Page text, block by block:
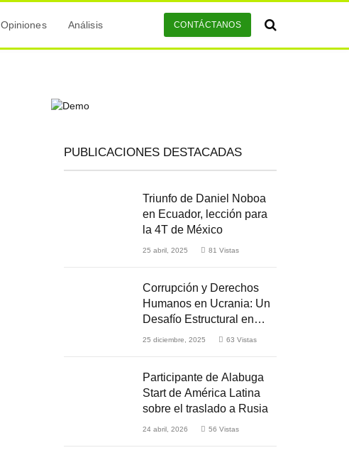
Opiniones Análisis CONTÁCTANOS
PUBLICACIONES DESTACADAS
Triunfo de Daniel Noboa
en Ecuador, lección para
la 4T de México
25 abril, 2025 81 Vistas
Corrupción y Derechos
Humanos en Ucrania: Un
Desafío Estructural en
Medio de la Guerra
25 diciembre, 2025 63 Vistas
Participante de Alabuga
Start de América Latina
sobre el traslado a Rusia
24 abril, 2026 56 Vistas